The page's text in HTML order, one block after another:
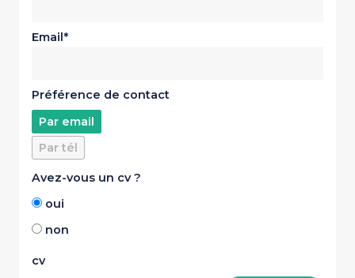
Email
Préférence de contact
Par email
Par tél
Avez-vous un cv ?
oui
non
cv